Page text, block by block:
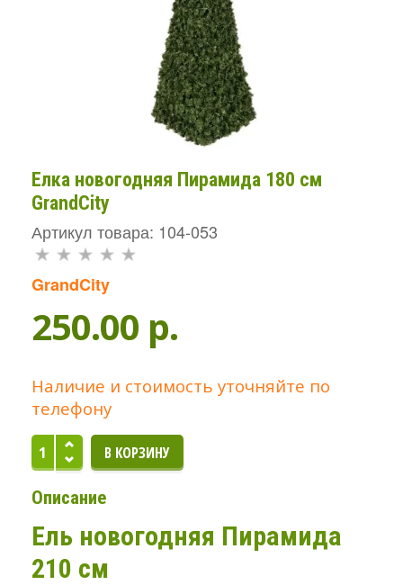
Елка новогодняя Пирамида 180 см
GrandCity
Артикул товара: 104-053
GrandCity
250.00 p.
Наличие и стоимость уточняйте по
телефону
Описание
Ель новогодняя Пирамида
210 см